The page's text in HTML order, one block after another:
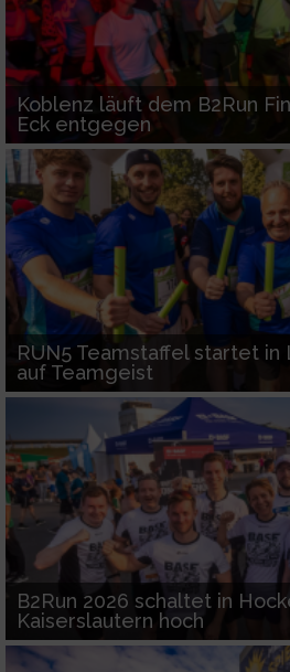
Koblenz läuft dem B2Run
Eck entgegen
RUN5 Teamstaffel startet in
auf Teamgeist
B2Run 2026 schaltet in
Kaiserslautern hoch